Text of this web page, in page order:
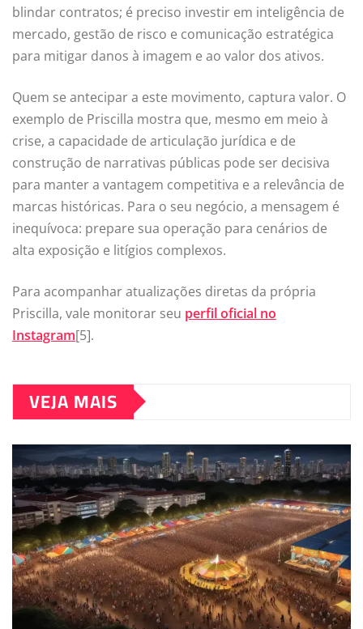
blindar contratos; é preciso investir em inteligência de
mercado, gestão de risco e comunicação estratégica
para mitigar danos à imagem e ao valor dos ativos.
Quem se antecipar a este movimento, captura valor. O
exemplo de Priscilla mostra que, mesmo em meio à
crise, a capacidade de articulação jurídica e de
construção de narrativas públicas pode ser decisiva
para manter a vantagem competitiva e a relevância de
marcas históricas. Para o seu negócio, a mensagem é
inequívoca: prepare sua operação para cenários de
alta exposição e litígios complexos.
Para acompanhar atualizações diretas da própria
Priscilla, vale monitorar seu perfil oficial no
Instagram[5].
VEJA MAIS